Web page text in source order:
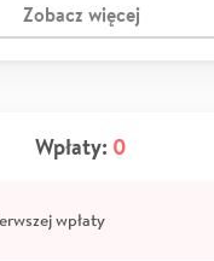
Zobacz więcej
Wpłaty: 0
wpłaty